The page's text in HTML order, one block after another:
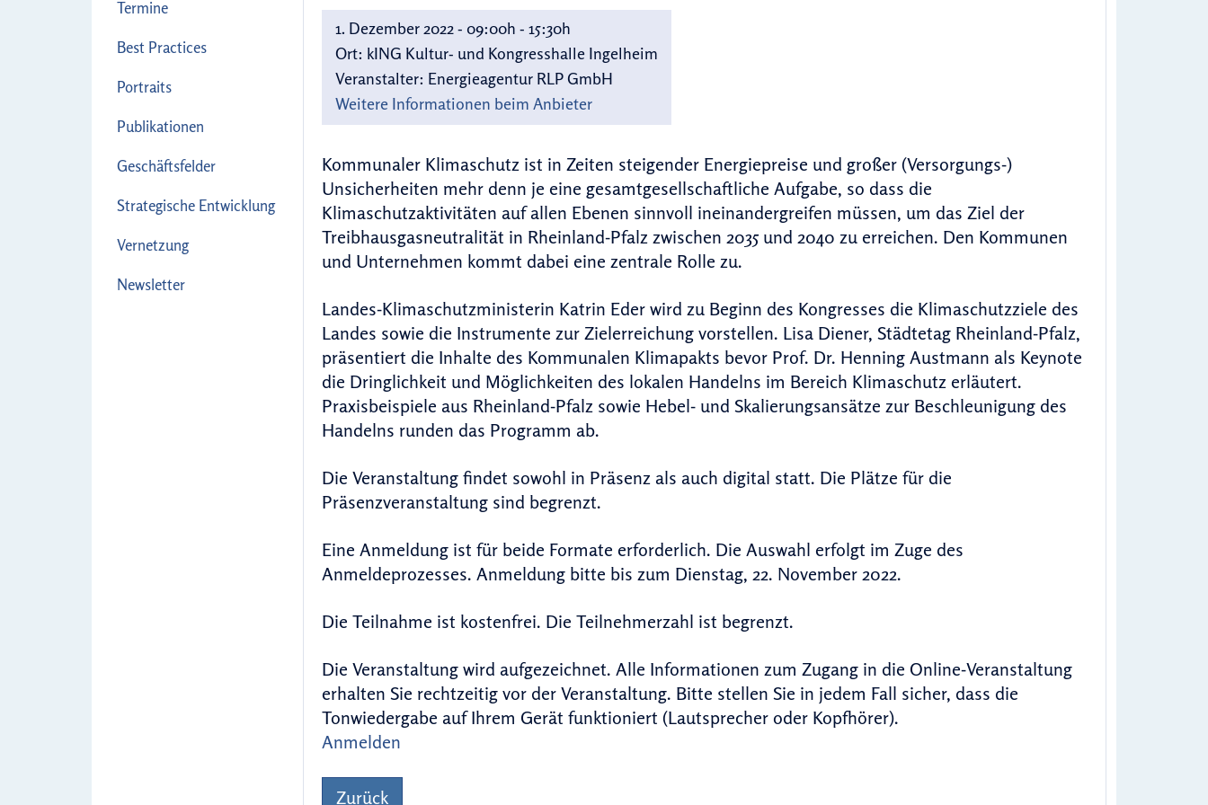
Termine
Best Practices
Portraits
Publikationen
Geschäftsfelder
Strategische Entwicklung
Vernetzung
Newsletter
1. Dezember 2022 - 09:00h - 15:30h
Ort: kING Kultur- und Kongresshalle Ingelheim
Veranstalter: Energieagentur RLP GmbH
Weitere Informationen beim Anbieter
Kommunaler Klimaschutz ist in Zeiten steigender Energiepreise und großer (Versorgungs-)
Unsicherheiten mehr denn je eine gesamtgesellschaftliche Aufgabe, so dass die
Klimaschutzaktivitäten auf allen Ebenen sinnvoll ineinandergreifen müssen, um das Ziel der
Treibhausgasneutralität in Rheinland-Pfalz zwischen 2035 und 2040 zu erreichen. Den Kommunen
und Unternehmen kommt dabei eine zentrale Rolle zu.
Landes-Klimaschutzministerin Katrin Eder wird zu Beginn des Kongresses die Klimaschutzziele des
Landes sowie die Instrumente zur Zielerreichung vorstellen. Lisa Diener, Städtetag Rheinland-Pfalz,
präsentiert die Inhalte des Kommunalen Klimapakts bevor Prof. Dr. Henning Austmann als Keynote
die Dringlichkeit und Möglichkeiten des lokalen Handelns im Bereich Klimaschutz erläutert.
Praxisbeispiele aus Rheinland-Pfalz sowie Hebel- und Skalierungsansätze zur Beschleunigung des
Handelns runden das Programm ab.
Die Veranstaltung findet sowohl in Präsenz als auch digital statt. Die Plätze für die
Präsenzveranstaltung sind begrenzt.
Eine Anmeldung ist für beide Formate erforderlich. Die Auswahl erfolgt im Zuge des
Anmeldeprozesses. Anmeldung bitte bis zum Dienstag, 22. November 2022.
Die Teilnahme ist kostenfrei. Die Teilnehmerzahl ist begrenzt.
Die Veranstaltung wird aufgezeichnet. Alle Informationen zum Zugang in die Online-Veranstaltung
erhalten Sie rechtzeitig vor der Veranstaltung. Bitte stellen Sie in jedem Fall sicher, dass die
Tonwiedergabe auf Ihrem Gerät funktioniert (Lautsprecher oder Kopfhörer).
Anmelden
Zurück